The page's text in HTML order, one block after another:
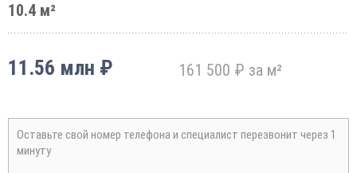
10.4 м²
11.56 млн ₽ 161 500 ₽ за м²
Оставьте свой номер телефона и специалист перезвонит через 1
минуту